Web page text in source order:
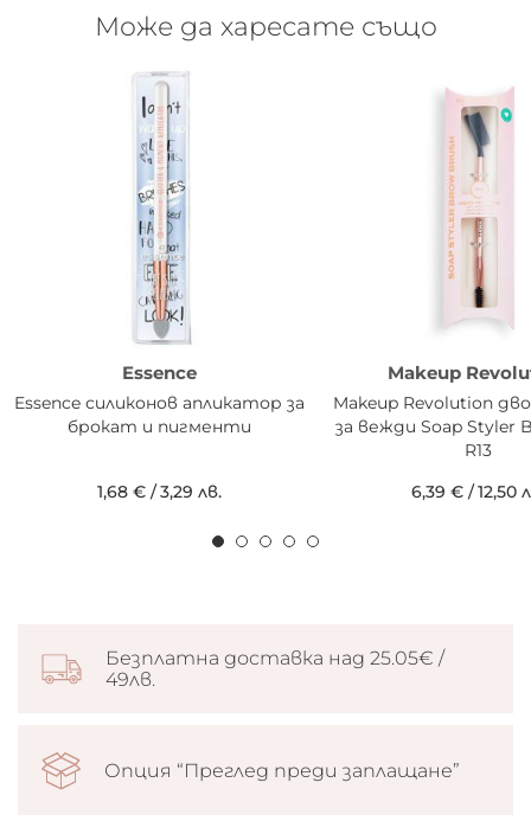
Може да харесате също
Essence
Essence силиконов апликатор за
брокат и пигменти
1,68 €/3,29 лв.
Makeup
Makeup Revolution
за вежди Soap Styler
R13
6,39 €/12,50
Безплатна доставка над 25.05€ /
49лв.
Опция “Преглед преди заплащане”